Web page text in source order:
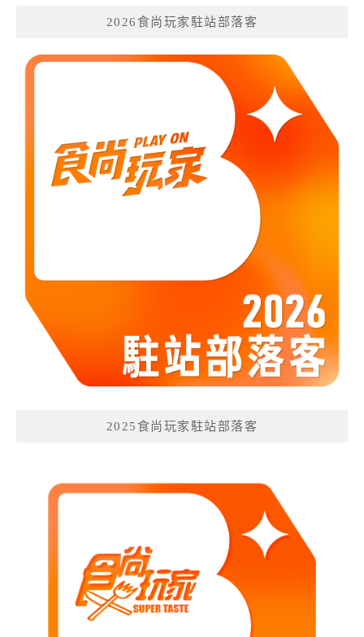
2026食尚玩家駐站部落客
2025食尚玩家駐站部落客